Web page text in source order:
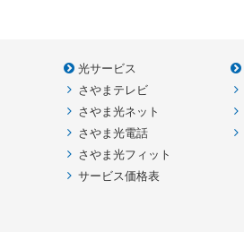
光サービス
さやまテレビ
さやま光ネット
さやま光電話
さやま光フィット
サービス価格表